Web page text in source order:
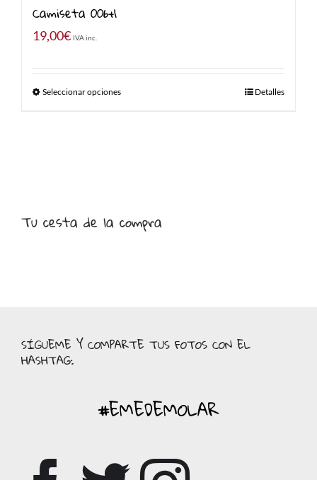
Camiseta 006+1
19,00€ IVA inc.
Seleccionar opciones Detalles
Tu cesta de la compra
SÍGUEME Y COMPARTE TUS FOTOS CON EL
HASHTAG:
#EMEDEMOLAR